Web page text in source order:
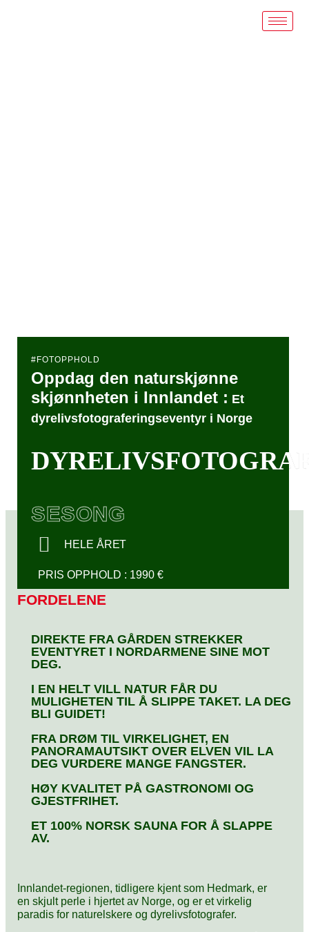
#FOTOPPHOLD
Oppdag den naturskjønne
skjønnheten i Innlandet : Et
dyrelivsfotograferingseventyr i Norge
SESONG
HELE ÅRET
PRIS OPPHOLD : 1990 €
FORDELENE
DIREKTE FRA GÅRDEN STREKKER
EVENTYRET I NORDARMENE SINE MOT
DEG.
I EN HELT VILL NATUR FÅR DU
MULIGHETEN TIL Å SLIPPE TAKET. LA DEG
BLI GUIDET!
FRA DRØM TIL VIRKELIGHET, EN
PANORAMAUTSIKT OVER ELVEN VIL LA
DEG VURDERE MANGE FANGSTER.
HØY KVALITET PÅ GASTRONOMI OG
GJESTFRIHET.
ET 100% NORSK SAUNA FOR Å SLAPPE
AV.
Innlandet-regionen, tidligere kjent som Hedmark, er
en skjult perle i hjertet av Norge, og er et virkelig
paradis for naturelskere og dyrelivsfotografer.